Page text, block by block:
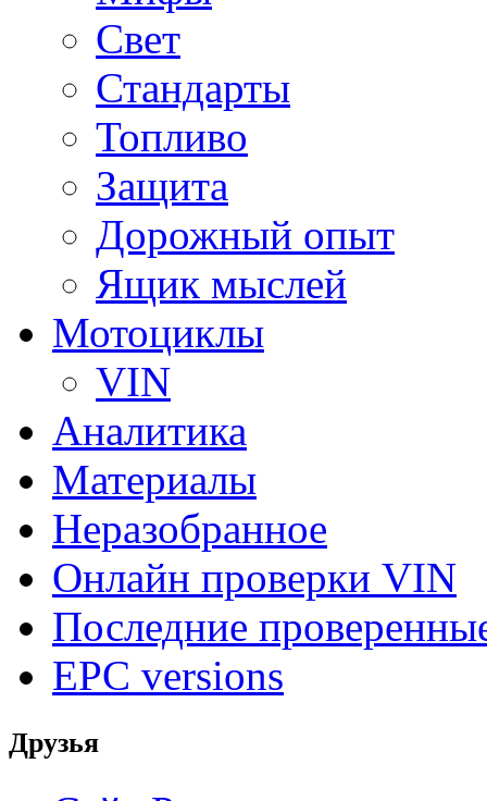
Свет
Стандарты
Топливо
Защита
Дорожный опыт
Ящик мыслей
Мотоциклы
VIN
Аналитика
Материалы
Неразобранное
Онлайн проверки VIN
Последние
EPC versions
Друзья